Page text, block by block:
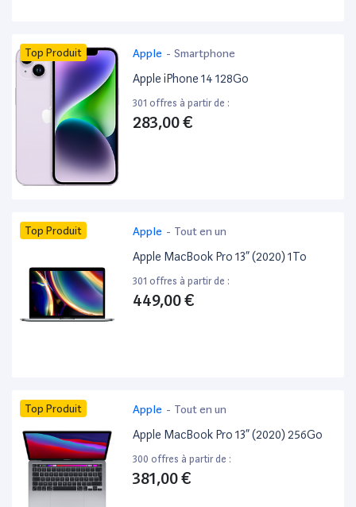
Top Produit Apple - Smartphone
Apple iPhone 14 128Go
301 offres à partir de :
283,00 €
Top Produit Apple - Tout en un
Apple MacBook Pro 13” (2020) 1To
301 offres à partir de :
449,00 €
Top Produit Apple - Tout en un
Apple MacBook Pro 13” (2020) 256Go
300 offres à partir de :
381,00 €